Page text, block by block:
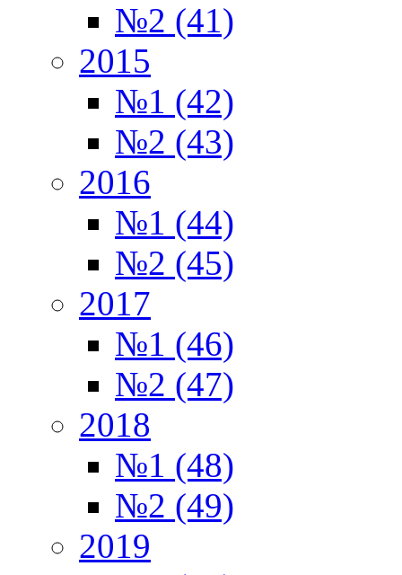
№2 (41)
2015
№1 (42)
№2 (43)
2016
№1 (44)
№2 (45)
2017
№1 (46)
№2 (47)
2018
№1 (48)
№2 (49)
2019